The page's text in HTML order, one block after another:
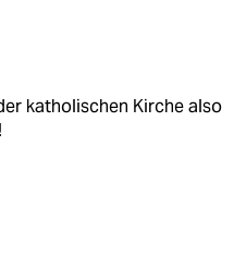
katholischen Kirche also